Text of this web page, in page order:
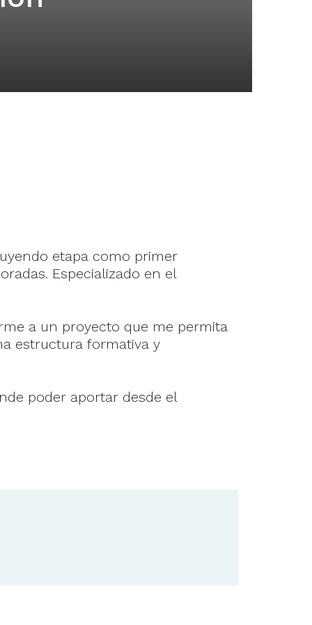
etapa como primer
Especializado en el
a un proyecto que me permita
estructura formativa y
poder aportar desde el